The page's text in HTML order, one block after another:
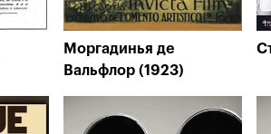
Моргадинья де
Вальфлор (1923)